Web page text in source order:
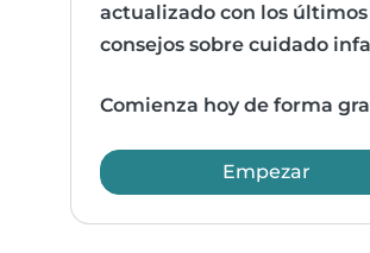
actualizado con los últimos
consejos sobre cuidado
Comienza hoy de forma
Empezar